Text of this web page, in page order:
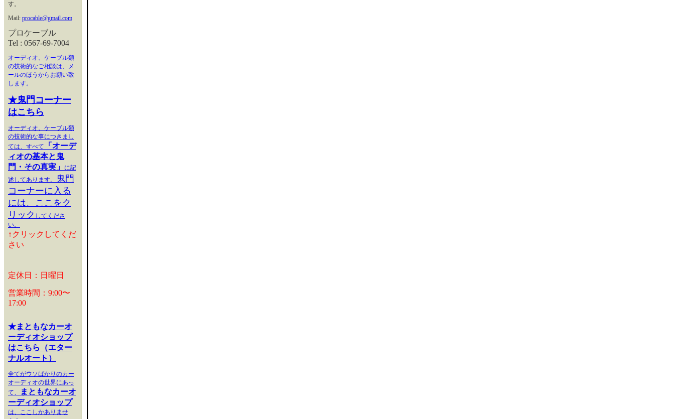
す。
Mail: procable@gmail.com
プロケーブル
Tel : 0567-69-7004
オーディオ、ケーブル類
の技術的なご相談は、メ
ールのほうからお願い致
します。
★鬼門コーナー
はこちら
オーディオ、ケーブル類
の技術的な事につきまし
ては、すべて
「オーデ
ィオの基本と鬼
門・その真実」
に記
述してあります。
鬼門
コーナーに入る
には、ここをク
リック してくださ
い。
↑クリックしてくだ
さい
定休日：日曜日
営業時間：9:00〜
17:00
★まともなカーオ
ーディオショップ
はこちら（エター
ナルオート）
全てがウソばかりのカー
オーディオの世界にあっ
て、
まともなカーオ
ーディオショップ
は、ここしかありませ